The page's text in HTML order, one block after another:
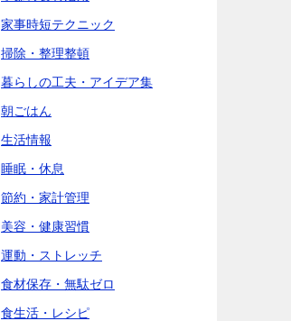
家事時短テクニック
掃除・整理整頓
暮らしの工夫・アイデア集
朝ごはん
生活情報
睡眠・休息
節約・家計管理
美容・健康習慣
運動・ストレッチ
食材保存・無駄ゼロ
食生活・レシピ